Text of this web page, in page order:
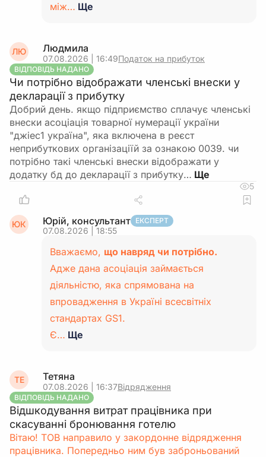
між… Ще
ЛЮ Людмила
07.08.2026 | 16:49Податок на прибуток
ВІДПОВІДЬ НАДАНО
Чи потрібно відображати членські внески у
декларації з прибутку
Добрий день. якщо підприємство сплачує членські
внески асоціація товарної нумерації україни
"джіес1 україна", яка включена в реєст
неприбуткових організаціїй за ознакою 0039. чи
потрібно такі членські внески відображати у
додатку бд до декларації з прибутку…
5
ЮК Юрій, консультант ЕКСПЕРТ
07.08.2026 | 18:55
Вважаємо, що навряд чи потрібно.
Адже дана асоціація займається
діяльністю, яка спрямована на
впровадження в Україні всесвітніх
стандартах GS1.
Є… Ще
ТЕ Тетяна
07.08.2026 | 16:37Відрядження
ВІДПОВІДЬ НАДАНО
Відшкодування витрат працівника при
скасуванні бронювання готелю
Вітаю! ТОВ направило у закордонне відрядження
працівника. Попередньо ним був заброньований